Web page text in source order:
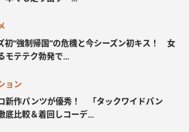
初“強制帰国”の危機と今シーズン初キス！ 女
モテテク勃発で...
ョン
新作パンツが優秀！ 「タックワイドパン
底比較＆着回しコーデ...